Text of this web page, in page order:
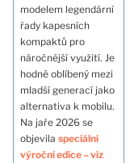
modelem legendární
řady kapesních
kompaktů pro
náročnější využití. Je
hodně oblíbený mezi
mladší generací jako
alternativa k mobilu.
Na jaře 2026 se
objevila speciální
výroční edice – viz